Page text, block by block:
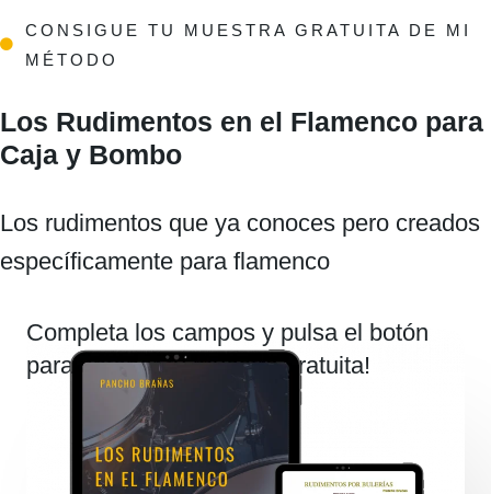
CONSIGUE TU MUESTRA GRATUITA DE MI
MÉTODO
Los Rudimentos en el Flamenco para
Caja y Bombo
Los rudimentos que ya conoces pero creados
específicamente para flamenco
Completa los campos y pulsa el botón
para obtener tu muestra gratuita!